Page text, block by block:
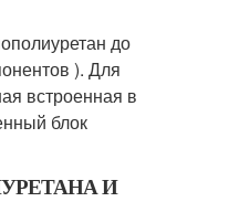
до
). Для
встроенная в
блок
И